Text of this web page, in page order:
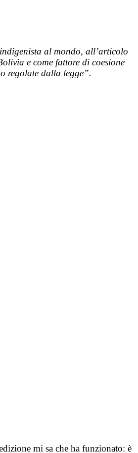
al mondo, all’articolo
e come fattore di coesione
regolate dalla legge”.
mi sa che ha funzionato: è